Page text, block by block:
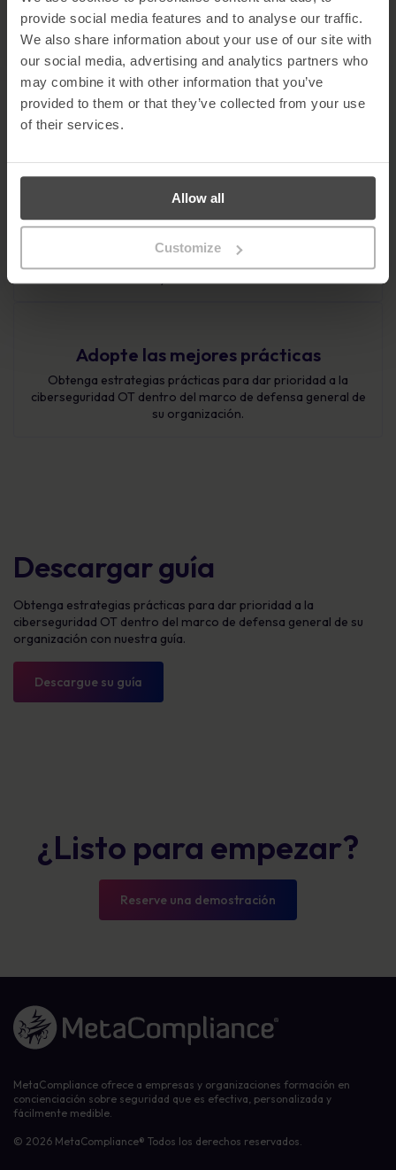
provide social media features and to analyse our traffic.
We also share information about your use of our site with
our social media, advertising and analytics partners who
may combine it with other information that you’ve
provided to them or that they’ve collected from your use
of their services.
Allow all
Customize
Explore cómo los sistemas OT, antes aislados, están ahora
expuestos a las ciberamenazas, con ejemplos del mundo
real como las paradas de fabricación o las brechas en las
plataformas petrolíferas.
Riesgos de los dispositivos USB: Evite la infiltración de
malware mediante políticas estrictas de uso de dispositivos.
contraseñas seguras para proteger los sistemas. Phishing e
ingeniería social: Reconozca y contrarreste las tácticas de
Adopte las mejores prácticas
Obtenga estrategias prácticas para dar prioridad a la
ciberseguridad OT dentro del marco de defensa general de
su organización.
Descargar guía
Obtenga estrategias prácticas para dar prioridad a la
ciberseguridad OT dentro del marco de defensa general de su
organización con nuestra guía.
Descargue su guía
¿Listo para empezar?
Reserve una demostración
Enlace a la página de inicio
MetaCompliance ofrece a empresas y organizaciones formación en
concienciación sobre seguridad que es efectiva, personalizada y
fácilmente medible.
© 2026 MetaCompliance® Todos los derechos reservados.